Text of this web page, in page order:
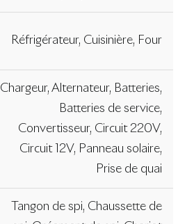
Réfrigérateur, Cuisinière, Four
Chargeur, Alternateur, Batteries,
Batteries de service,
Convertisseur, Circuit 220V,
Circuit 12V, Panneau solaire,
Prise de quai
Tangon de spi, Chaussette de